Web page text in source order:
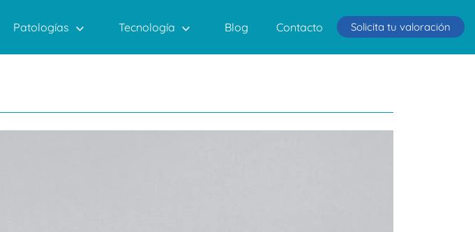
Patologías Tecnología Blog Contacto Solicita tu valoración